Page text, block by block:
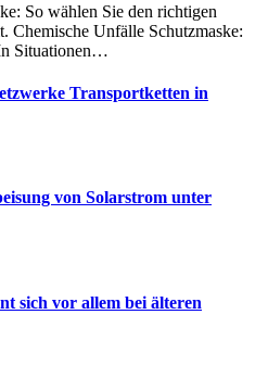
So wählen Sie den richtigen
Chemische Unfälle Schutzmaske:
Situationen…
Transportketten in
von Solarstrom unter
sich vor allem bei älteren